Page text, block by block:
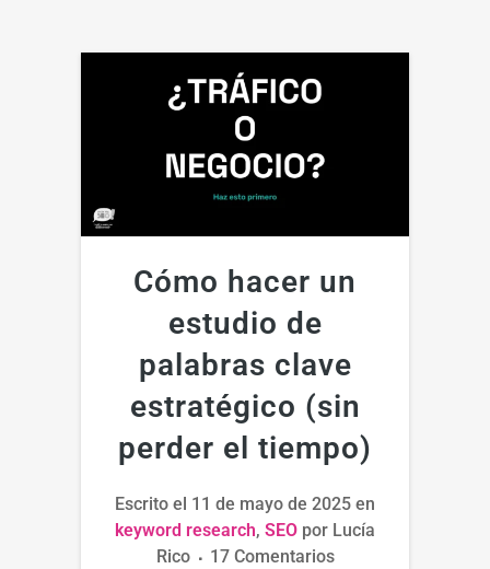
Cómo hacer un
estudio de
palabras clave
estratégico (sin
perder el tiempo)
Escrito el 11 de mayo de 2025 en
keyword research, SEO por Lucía
Rico
17 Comentarios